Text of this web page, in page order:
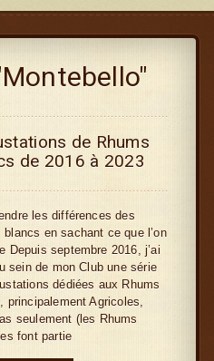
de Rhums
de 2016 à 2023
les différences des
blancs en sachant ce que l’on
Depuis septembre 2016, j’ai
sein de mon Club une série
dédiées aux Rhums
principalement Agricoles,
seulement (les Rhums
font partie